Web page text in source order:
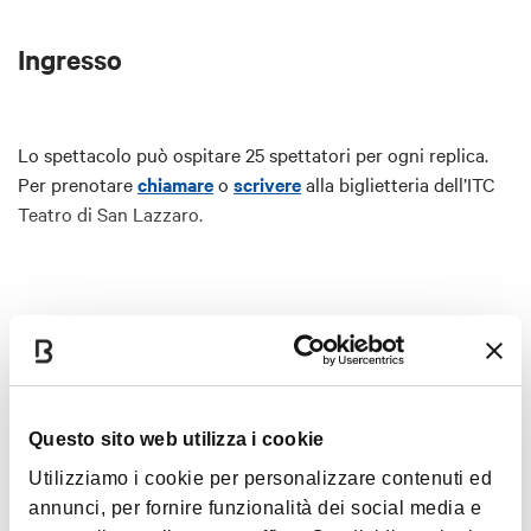
Questo sito web utilizza i cookie
Utilizziamo i cookie per personalizzare contenuti ed
annunci, per fornire funzionalità dei social media e
dimensione collettiva del confronto, come in un rito
o in una tragedia greca. Emergono così domande
responsabilità individuali e sociali attraversano una
città quando un adolescente viene perduto in
questo modo? Chi è quel ragazzo morto? Ci
progetto del Teatro dell’Argine realizzato in
collaborazione con il Dipartimento Educazione,
Bologna e laFondazione IU Rusconi Ghigi
cofinanziato dall’Unione Europea nell’ambito delPN
Metro Plus 2021-2027.
Ingresso
Lo spettacolo può ospitare 25 spettatori per ogni replica.
Per prenotarechiamareo scriverealla biglietteria dell’ITC
Teatro di San Lazzaro.
Mostra altro
Interessi